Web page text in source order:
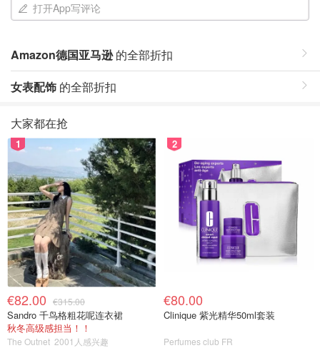
打开App写评论
Amazon德国亚马逊的全部折扣
女表配饰 的全部折扣
大家都在抢
1
€82.00 €315.00
Sandro 千鸟格粗花呢连衣裙
秋冬高级感担当！！
The Outnet 2001人感兴趣
2
€80.00
Clinique 紫光精华50ml套装
Perfumes club FR